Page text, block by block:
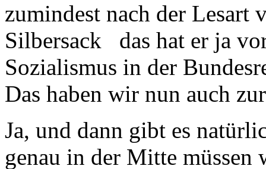
zumindest nach der Lesart
Silbersack das hat er ja
Sozialismus in der
Das haben wir nun auch
Ja, und dann gibt es
genau in der Mitte müssen